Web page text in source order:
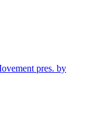
pres. by